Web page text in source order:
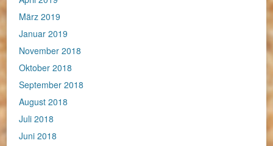
März 2019
Januar 2019
November 2018
Oktober 2018
September 2018
August 2018
Juli 2018
Juni 2018